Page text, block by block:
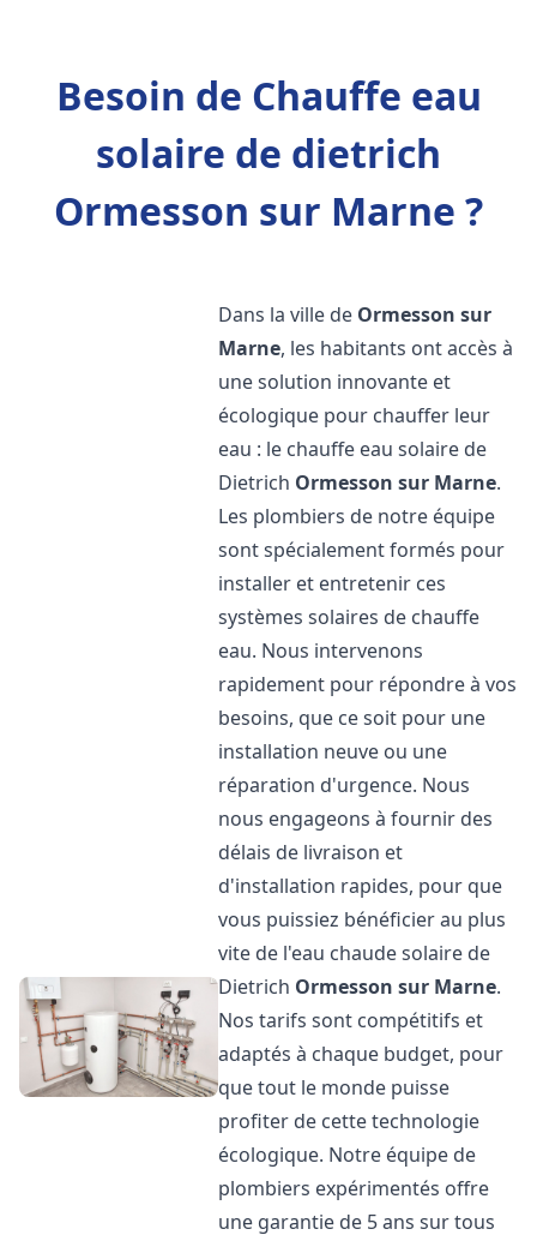
Besoin de Chauffe eau
solaire de dietrich
Ormesson sur Marne ?
Dans la ville de Ormesson sur
Marne, les habitants ont accès à
une solution innovante et
écologique pour chauffer leur
eau : le chauffe eau solaire de
Dietrich Ormesson sur Marne.
Les plombiers de notre équipe
sont spécialement formés pour
installer et entretenir ces
systèmes solaires de chauffe
eau. Nous intervenons
rapidement pour répondre à vos
besoins, que ce soit pour une
installation neuve ou une
réparation d'urgence. Nous
nous engageons à fournir des
délais de livraison et
d'installation rapides, pour que
vous puissiez bénéficier au plus
vite de l'eau chaude solaire de
Dietrich Ormesson sur Marne.
Nos tarifs sont compétitifs et
adaptés à chaque budget, pour
que tout le monde puisse
profiter de cette technologie
écologique. Notre équipe de
plombiers expérimentés offre
une garantie de 5 ans sur tous